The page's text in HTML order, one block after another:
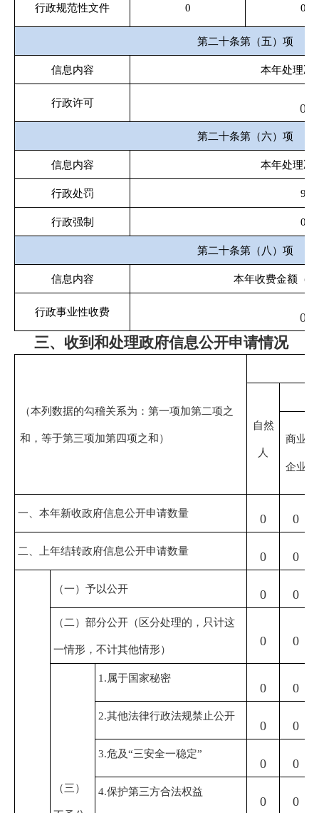
行政规范性文件 0 0
第二十条第（五）项
信息内容 本年处理决
行政许可 0
第二十条第（六）项
信息内容 本年处理决
行政处罚 9
行政强制 0
第二十条第（八）项
信息内容 本年收费金额（
行政事业性收费 0
三、收到和处理政府信息公开申请情况
（本列数据的勾稽关系为：第一项加第二项之
和，等于第三项加第四项之和）
自然
人
商业
企业
一、本年新收政府信息公开申请数量 0 0
二、上年结转政府信息公开申请数量 0 0
（一）予以公开 0 0
（二）部分公开（区分处理的，只计这
一情形，不计其他情形）
0 0
（三）
1.属于国家秘密
0 0
2.其他法律行政法规禁止公开
0 0
3.危及“三安全一稳定”
0 0
4.保护第三方合法权益
0 0